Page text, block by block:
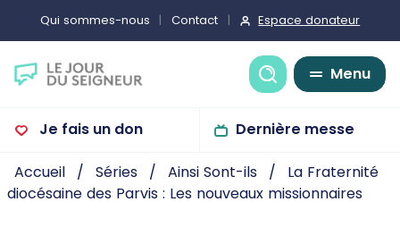
Qui sommes-nous Contact Espace donateur
Recherche
Menu
Je fais un don Dernière messe
Accueil Séries Ainsi Sont-ils
La Fraternité
diocésaine des Parvis : Les nouveaux missionnaires